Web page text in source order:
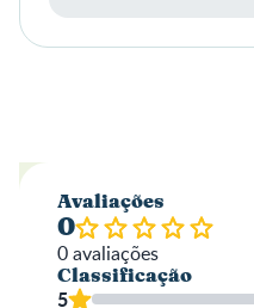
Avaliações
0
0avaliações
Classificação
5